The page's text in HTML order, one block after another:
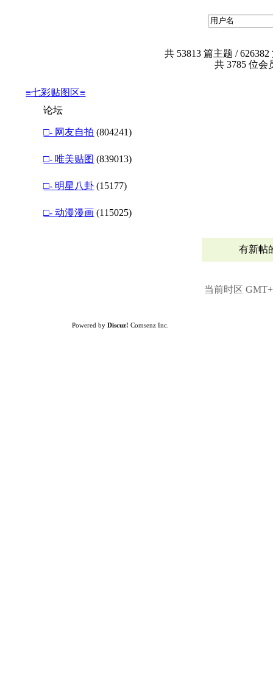
共 53813篇主题 /626382
共 3785位会
≡七彩贴图区≡
论坛
□- 网友自拍 (804241)
□- 唯美贴图 (839013)
□- 明星八卦 (15177)
□- 动漫漫画 (115025)
有新帖
当前时区
Powered by Discuz! Comsenz Inc.